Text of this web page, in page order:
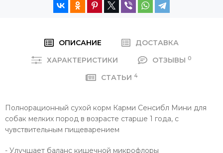
ОПИСАНИЕ
ДОСТАВКА
ХАРАКТЕРИСТИКИ
ОТЗЫВЫ 0
СТАТЬИ 4
Полнорационный сухой корм Карми Сенсибл Мини для
собак мелких пород в возрасте старше 1 года, с
чувствительным пищеварением
- Улучшает баланс кишечной микрофлоры